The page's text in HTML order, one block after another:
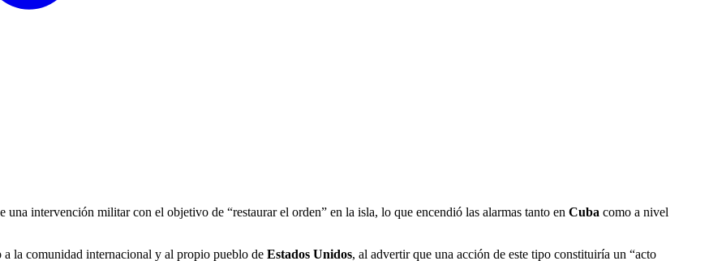
intervención militar con el objetivo de “restaurar el orden” en la isla, lo que encendió las alarmas tanto en Cuba como a nivel
a la comunidad internacional y al propio pueblo de Estados Unidos, al advertir que una acción de este tipo constituiría un “acto